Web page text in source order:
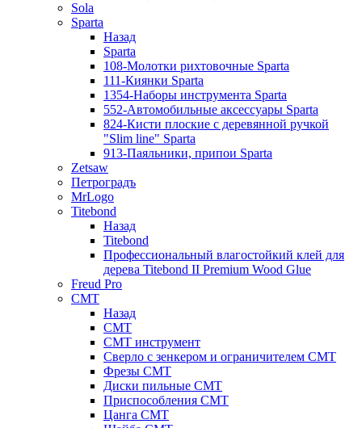
Sola
Sparta
Назад
Sparta
108-Молотки рихтовочные Sparta
111-Киянки Sparta
1354-Наборы инструмента Sparta
552-Автомобильные аксессуары Sparta
824-Кисти плоские с деревянной ручкой
"Slim line" Sparta
913-Паяльники, припои Sparta
Zetsaw
Петроградъ
MrLogo
Titebond
Назад
Titebond
Профессиональный влагостойкий клей для
дерева Titebond II Premium Wood Glue
Freud Pro
CMT
Назад
CMT
CMT инструмент
Сверло с зенкером и ограничителем CMT
Фрезы CMT
Диски пильные CMT
Приспособления СМТ
Цанга CMT